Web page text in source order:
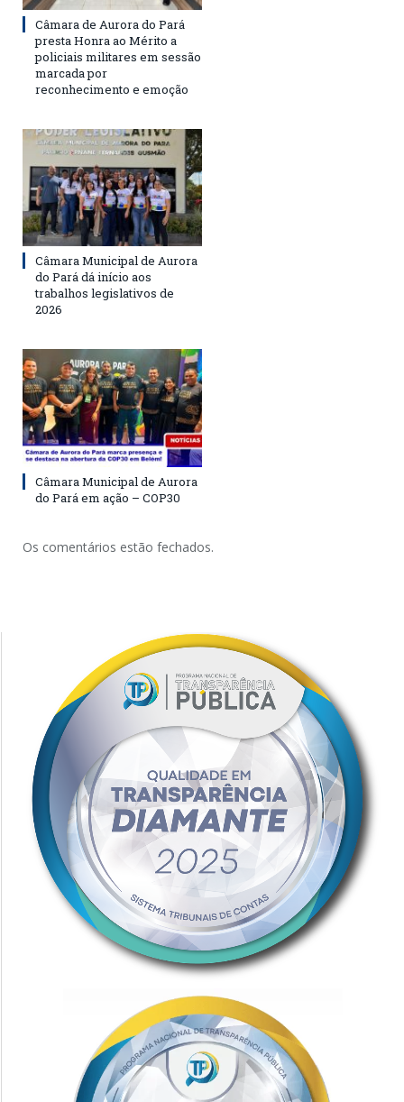
Câmara de Aurora do Pará
presta Honra ao Mérito a
policiais militares em sessão
marcada por
reconhecimento e emoção
Câmara Municipal de Aurora
do Pará dá início aos
trabalhos legislativos de
2026
Câmara Municipal de Aurora
do Pará em ação – COP30
Os comentários estão fechados.